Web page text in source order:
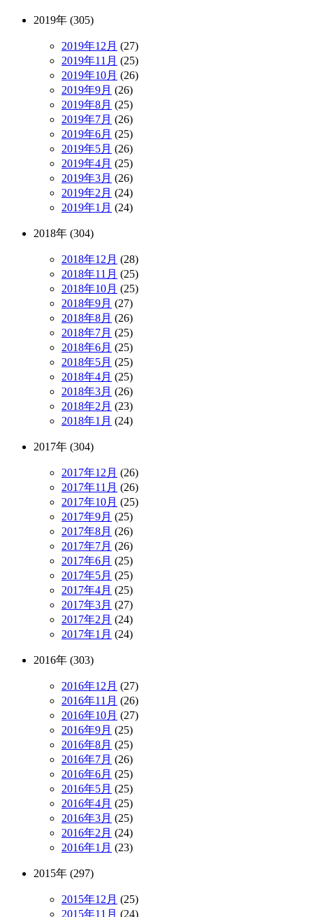
2019年 (305)
2019年12月 (27)
2019年11月 (25)
2019年10月 (26)
2019年9月 (26)
2019年8月 (25)
2019年7月 (26)
2019年6月 (25)
2019年5月 (26)
2019年4月 (25)
2019年3月 (26)
2019年2月 (24)
2019年1月 (24)
2018年 (304)
2018年12月 (28)
2018年11月 (25)
2018年10月 (25)
2018年9月 (27)
2018年8月 (26)
2018年7月 (25)
2018年6月 (25)
2018年5月 (25)
2018年4月 (25)
2018年3月 (26)
2018年2月 (23)
2018年1月 (24)
2017年 (304)
2017年12月 (26)
2017年11月 (26)
2017年10月 (25)
2017年9月 (25)
2017年8月 (26)
2017年7月 (26)
2017年6月 (25)
2017年5月 (25)
2017年4月 (25)
2017年3月 (27)
2017年2月 (24)
2017年1月 (24)
2016年 (303)
2016年12月 (27)
2016年11月 (26)
2016年10月 (27)
2016年9月 (25)
2016年8月 (25)
2016年7月 (26)
2016年6月 (25)
2016年5月 (25)
2016年4月 (25)
2016年3月 (25)
2016年2月 (24)
2016年1月 (23)
2015年 (297)
2015年12月 (25)
2015年11月 (24)